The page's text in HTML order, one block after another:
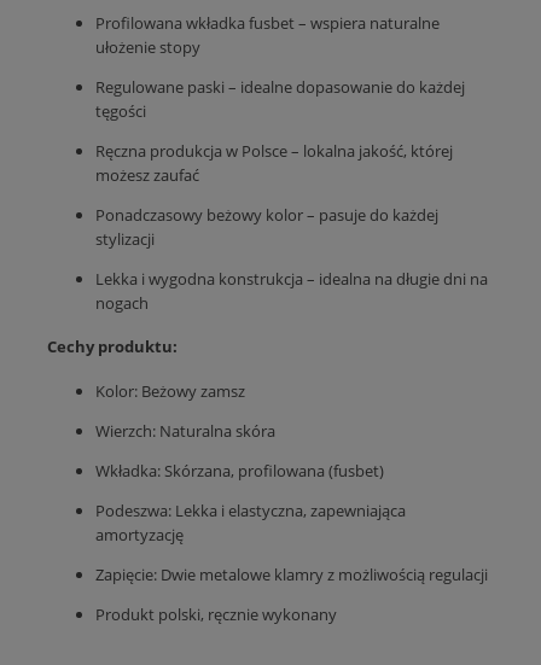
Profilowana wkładka fusbet – wspiera naturalne
ułożenie stopy
Regulowane paski – idealne dopasowanie do każdej
tęgości
Ręczna produkcja w Polsce – lokalna jakość, której
możesz zaufać
Ponadczasowy beżowy kolor – pasuje do każdej
stylizacji
Lekka i wygodna konstrukcja – idealna na długie dni na
nogach
Cechy produktu:
Kolor: Beżowy zamsz
Wierzch: Naturalna skóra
Wkładka: Skórzana, profilowana (fusbet)
Podeszwa: Lekka i elastyczna, zapewniająca
amortyzację
Zapięcie: Dwie metalowe klamry z możliwością regulacji
Produkt polski, ręcznie wykonany